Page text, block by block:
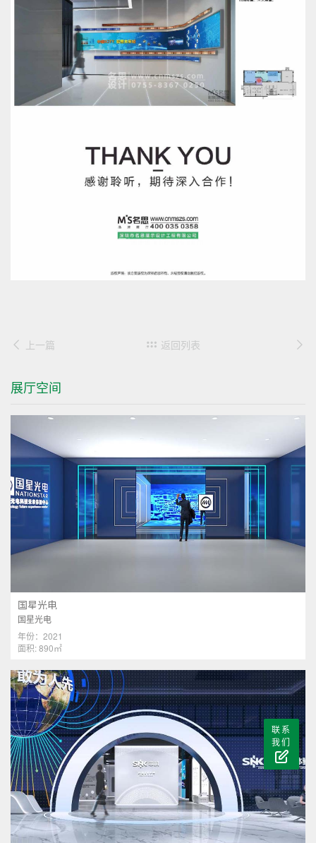
上一篇 返回列表
展厅空间
国星光电
国星光电
年份：2021
面积: 890㎡
联系
我们